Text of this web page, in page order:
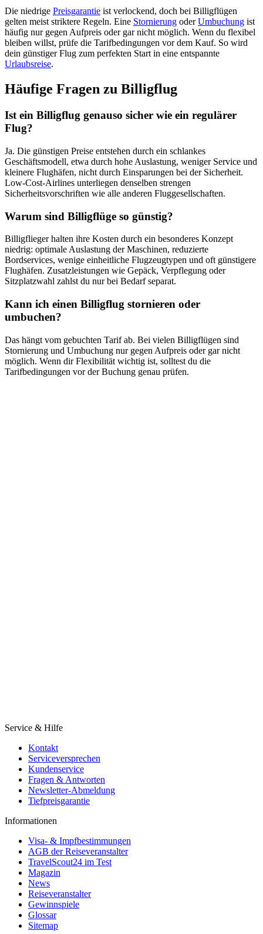
Die niedrige Preisgarantie ist verlockend, doch bei Billigflügen
gelten meist striktere Regeln. Eine Stornierung oderUmbuchung ist
häufig nur gegen Aufpreis oder gar nicht möglich. Wenn du flexibel
bleiben willst, prüfe die Tarifbedingungen vor dem Kauf. So wird
dein günstiger Flug zum perfekten Start in eine entspannte
Urlaubsreise.
Häufige Fragen zu Billigflug
Ist ein Billigflug genauso sicher wie ein regulärer
Flug?
Ja. Die günstigen Preise entstehen durch ein schlankes
Geschäftsmodell, etwa durch hohe Auslastung, weniger Service und
kleinere Flughäfen, nicht durch Einsparungen bei der Sicherheit.
Low-Cost-Airlines unterliegen denselben strengen
Sicherheitsvorschriften wie alle anderen Fluggesellschaften.
Warum sind Billigflüge so günstig?
Billigflieger halten ihre Kosten durch ein besonderes Konzept
niedrig: optimale Auslastung der Maschinen, reduzierte
Bordservices, wenige einheitliche Flugzeugtypen und oft günstigere
Flughäfen. Zusatzleistungen wie Gepäck, Verpflegung oder
Sitzplatzwahl zahlst du nur bei Bedarf separat.
Kann ich einen Billigflug stornieren oder
umbuchen?
Das hängt vom gebuchten Tarif ab. Bei vielen Billigflügen sind
Stornierung und Umbuchung nur gegen Aufpreis oder gar nicht
möglich. Wenn dir Flexibilität wichtig ist, solltest du die
Tarifbedingungen vor der Buchung genau prüfen.
Service & Hilfe
Kontakt
Serviceversprechen
Kundenservice
Fragen & Antworten
Newsletter-Abmeldung
Tiefpreisgarantie
Informationen
Visa- & Impfbestimmungen
AGB der Reiseveranstalter
TravelScout24 im Test
Magazin
News
Reiseveranstalter
Gewinnspiele
Glossar
Sitemap